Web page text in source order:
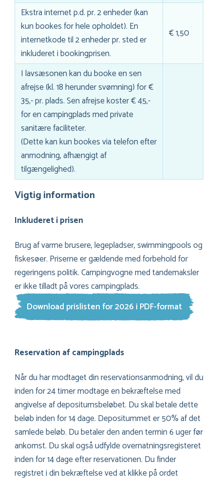
Ekstra internet p.d. pr. 2 enheder (kan
kun bookes for hele opholdet). En
internetkode til 2 enheder pr. sted er
inkluderet i bookingprisen.
€ 1,50
I lavsæsonen kan du booke en sen
afrejse (kl. 18 herunder svømning) for €
35,- pr. plads. Sen afrejse koster € 45,-
for en campingplads med private
sanitære faciliteter.
(Dette kan kun bookes via telefon efter
anmodning, afhængigt af
tilgængelighed).
Vigtig information
Inkluderet i prisen
Brug af varme brusere, legepladser, swimmingpools og
fiskesøer. Priserne er gældende med forbehold for
regeringens politik. Campingvogne med tandemaksler
er ikke tilladt på vores campingplads.
Download prislisten for 2026 i PDF-format
Reservation af campingplads
Når du har modtaget din reservationsanmodning, vil du
inden for 24 timer modtage en bekræftelse med
angivelse af depositumsbeløbet. Du skal betale dette
beløb inden for 14 dage. Depositummet er 50% af det
samlede beløb. Du betaler den anden termin 6 uger før
ankomst. Du skal også udfylde overnatningsregisteret
inden for 14 dage efter reservationen. Du finder
registret i din bekræftelse ved at klikke på ordet